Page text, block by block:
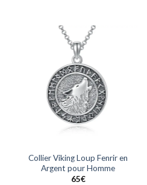
plusieurs
variations.
Les
options
peuvent
être
choisies
sur
du
produit
Collier Viking Loup Fenrir en
Argent pour Homme
65€